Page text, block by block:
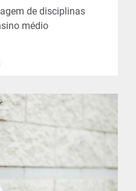
de disciplinas
médio